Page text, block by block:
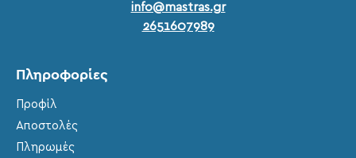
info@mastras.gr
2651607989
Πληροφορίες
Προφίλ
Αποστολές
Πληρωμές